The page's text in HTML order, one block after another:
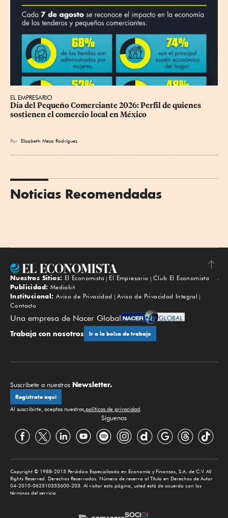
EL EMPRESARIO
Día del Pequeño Comerciante 2026: Perfil de quienes
sostienen el comercio local en México
Por Elizabeth Meza Rodríguez
Noticias Recomendadas
Subir
Nuestros Sitios: El Economista El Empresario
Club El Economista
Publicidad: Mediakit
Institucional: Aviso de Privacidad
Aviso de Privacidad Integral
Contacto
Una empresa de Nacer Global
Trabaja con nosotros Ir a la bolsa de trabajo
Suscríbete a nuestros Newsletter.
Regístrate aquí
Al suscribirte, aceptas nuestras políticas de privacidad.
Síguenos
Copyright © 1988-2015 Periódico Especializado en Economía y Finanzas, S.A. de C.V. All
Rights Reserved. Derechos Reservados. Número de reserva al Título en Derechos de Autor
04-2010-062510353600-203. Al visitar esta página, usted está de acuerdo con los
términos del servicio